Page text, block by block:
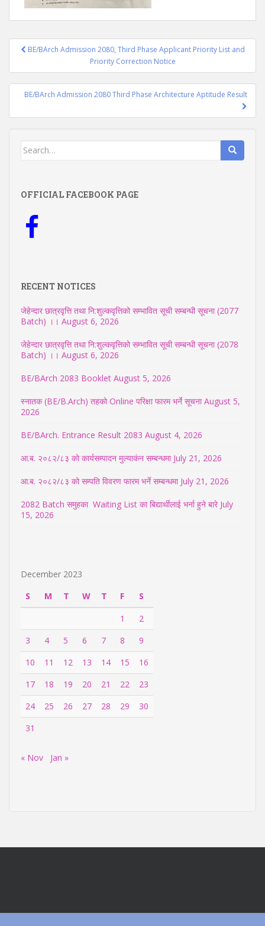
PostBE/BArch Admission 2080, Third Phase Applicant Priority List and
Priority Correction Notice
BE/BArch Admission 2080 Third Phase Architecture Aptitude Result
Search
OFFICIAL FACEBOOK PAGE
RECENT NOTICES
जेहेन्दार छात्रवृत्ति तथा नि:शुल्कवृत्तिको सम्भावित सूची सम्बन्धी सूचना (2077
Batch) ।। August 6, 2026
जेहेन्दार छात्रवृत्ति तथा नि:शुल्कवृत्तिको सम्भावित सूची सम्बन्धी सूचना (2078
Batch) ।। August 6, 2026
BE/BArch 2083 Booklet August 5, 2026
स्नातक (BE/B.Arch) तहको Online परिक्षा फारम भर्ने सूचना August 5,
2026
BE/BArch. Entrance Result 2083 August 4, 2026
आ.ब. २०८२/८३ को कार्यसम्पादन मुल्याकंन सम्बन्धमा July 21, 2026
आ.ब. २०८२/८३ को सम्पति विवरण फारम भर्ने सम्बन्धमा July 21, 2026
2082 Batch समुहका Waiting List का बिद्यार्थीलाई भर्ना हुने बारे July
15, 2026
December 2023
S
M T W T F
S
1
2
3
4 5 6 7 8
9
10
11 12 13 14 15
16
17
18 19 20 21 22
23
24
25 26 27 28 29
30
31
« Nov Jan »